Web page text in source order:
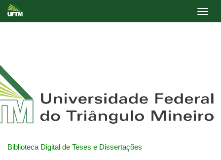
Biblioteca Digital de Teses e Dissertações